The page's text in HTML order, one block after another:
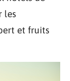
les
et fruits